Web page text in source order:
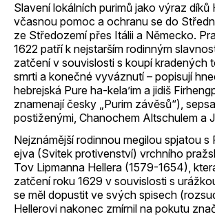
Slavení lokálních purimů jako výraz díků
včasnou pomoc a ochranu se do
ze Středozemí přes Itálii a Německo.
1622 patří k nejstarším rodinným
zatčení v souvislosti s koupí kradených
smrti a konečné vyváznutí – popisují
hebrejská Pure ha-kela’im a jidiš
znamenají česky „Purim závěsů“),
postiženými, Chanochem Altschulem a
Nejznámější rodinnou megilou spjatou s
ejva (Svitek protivenství) vrchního
Tov Lipmanna Hellera (1579-1654),
zatčení roku 1629 v souvislosti s
se měl dopustit ve svých spisech
Hellerovi nakonec zmírnil na pokutu